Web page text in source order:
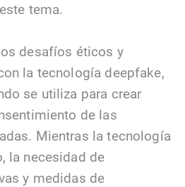
tema.
desafíos éticos y
la tecnología deepfake,
se utiliza para crear
de las
Mientras la tecnología
la necesidad de
y medidas de